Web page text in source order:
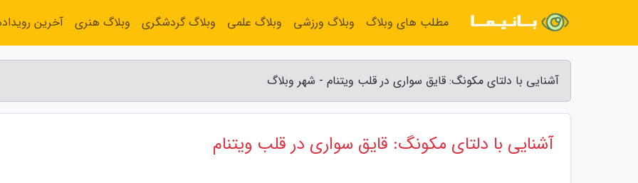
آشنایی با دلتای مکونگ: قایق سواری در قلب ویتنام - شهر وبلاگ
آشنایی با دلتای مکونگ: قایق سواری در قلب ویتنام
مطلب های وبلاگ وبلاگ ورزشی وبلاگ علمی وبلاگ گردشگری وبلاگ هنری آخرین